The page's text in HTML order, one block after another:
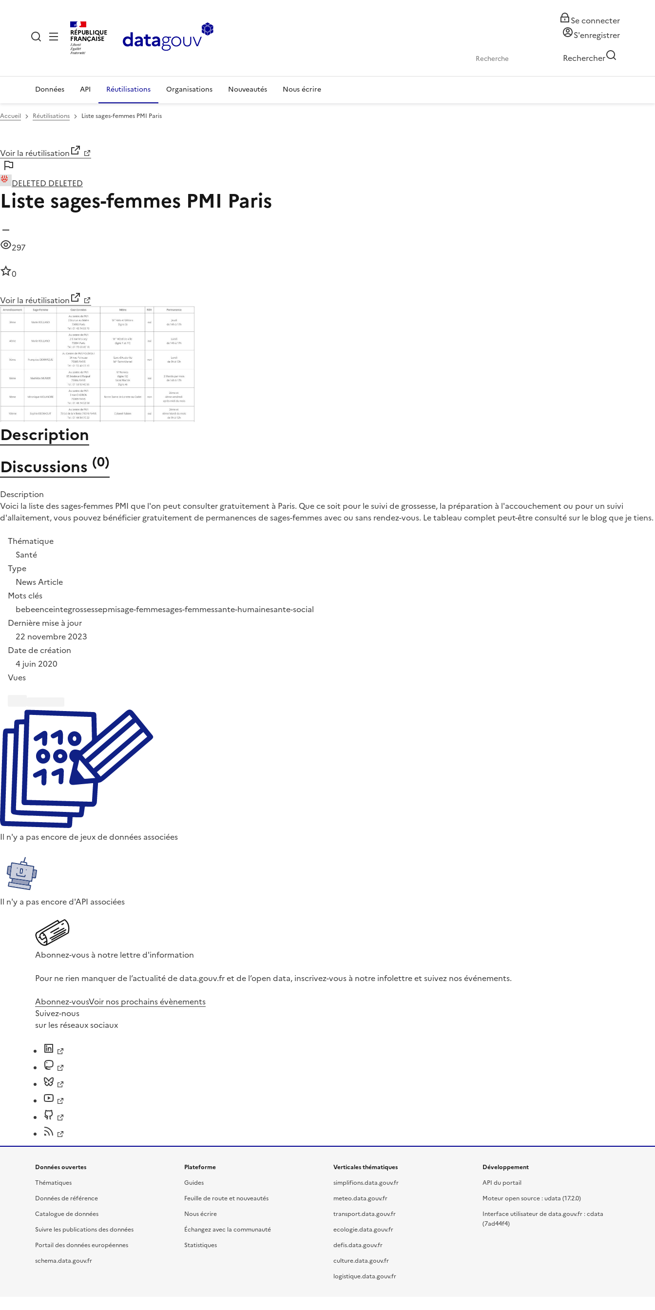
RÉPUBLIQUE
FRANÇAISE
Se connecter
S'enregistrer
Rechercher
Données API Réutilisations Organisations Nouveautés Nous écrire
Accueil Réutilisations Liste sages-femmes PMI Paris
Voir la réutilisation
DELETED DELETED
Liste sages-femmes PMI Paris
297
0
Voir la réutilisation
Description
Discussions (0)
Description
Voici la liste des sages-femmes PMI que l'on peut consulter gratuitement à Paris. Que ce soit pour le suivi de grossesse, la préparation à l'accouchement ou pour un suivi
d'allaitement, vous pouvez bénéficier gratuitement de permanences de sages-femmes avec ou sans rendez-vous. Le tableau complet peut-être consulté sur le blog que je tiens.
Thématique
Santé
Type
News Article
Mots clés
bebeenceintegrossessepmisage-femmesages-femmessante-humainesante-social
Dernière mise à jour
22 novembre 2023
Date de création
4 juin 2020
Vues
Il n'y a pas encore de jeux de données associées
Il n'y a pas encore d'API associées
Abonnez-vous à notre lettre d'information
Pour ne rien manquer de l’actualité de data.gouv.fr et de l’open data, inscrivez-vous à notre infolettre et suivez nos événements.
Abonnez-vousVoir nos prochains évènements
Suivez-nous
sur les réseaux sociaux
Données ouvertes
Thématiques
Données de référence
Catalogue de données
Suivre les publications des données
Portail des données européennes
schema.data.gouv.fr
Plateforme
Guides
Feuille de route et nouveautés
Nous écrire
Échangez avec la communauté
Statistiques
Verticales thématiques
simplifions.data.gouv.fr
meteo.data.gouv.fr
transport.data.gouv.fr
ecologie.data.gouv.fr
defis.data.gouv.fr
culture.data.gouv.fr
logistique.data.gouv.fr
Développement
API du portail
Moteur open source : udata (17.2.0)
Interface utilisateur de data.gouv.fr : cdata
(7ad44f4)